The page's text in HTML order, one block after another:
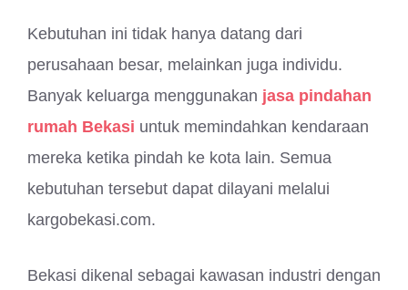
Kebutuhan ini tidak hanya datang dari
perusahaan besar, melainkan juga individu.
Banyak keluarga menggunakan jasa pindahan
rumah Bekasi untuk memindahkan kendaraan
mereka ketika pindah ke kota lain. Semua
kebutuhan tersebut dapat dilayani melalui
kargobekasi.com.
Bekasi dikenal sebagai kawasan industri dengan